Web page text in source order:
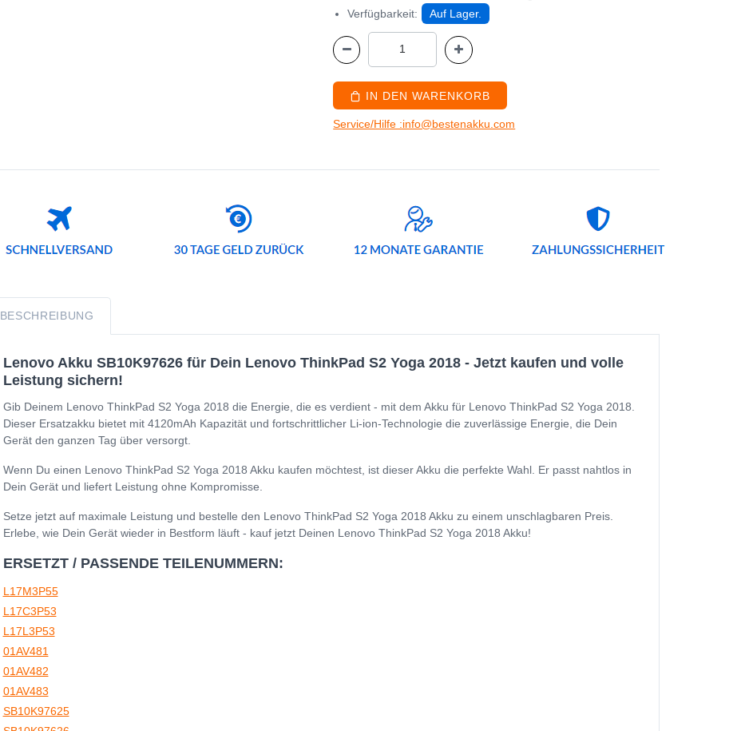
Verfügbarkeit:
Auf Lager.
IN DEN WARENKORB
Service/Hilfe :info@bestenakku.com
BESCHREIBUNG
Lenovo Akku SB10K97626 für Dein Lenovo ThinkPad S2 Yoga 2018 - Jetzt kaufen und volle
Leistung sichern!
Gib Deinem Lenovo ThinkPad S2 Yoga 2018 die Energie, die es verdient - mit dem Akku für Lenovo ThinkPad S2 Yoga 2018.
Dieser Ersatzakku bietet mit 4120mAh Kapazität und fortschrittlicher Li-ion-Technologie die zuverlässige Energie, die Dein
Gerät den ganzen Tag über versorgt.
Wenn Du einen Lenovo ThinkPad S2 Yoga 2018 Akku kaufen möchtest, ist dieser Akku die perfekte Wahl. Er passt nahtlos in
Dein Gerät und liefert Leistung ohne Kompromisse.
Setze jetzt auf maximale Leistung und bestelle den Lenovo ThinkPad S2 Yoga 2018 Akku zu einem unschlagbaren Preis.
Erlebe, wie Dein Gerät wieder in Bestform läuft - kauf jetzt Deinen Lenovo ThinkPad S2 Yoga 2018 Akku!
ERSETZT / PASSENDE TEILENUMMERN:
L17M3P55
L17C3P53
L17L3P53
01AV481
01AV482
01AV483
SB10K97625